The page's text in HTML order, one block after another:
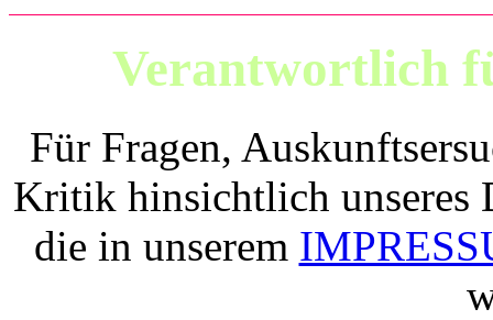
Verantwortlich
Für Fragen,
Kritik hinsichtlich unseres
die in unserem